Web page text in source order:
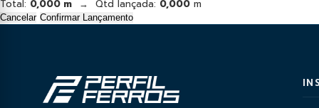
Total: 0,000 m → Qtd lançada: 0,000 m
Cancelar Confirmar Lançamento